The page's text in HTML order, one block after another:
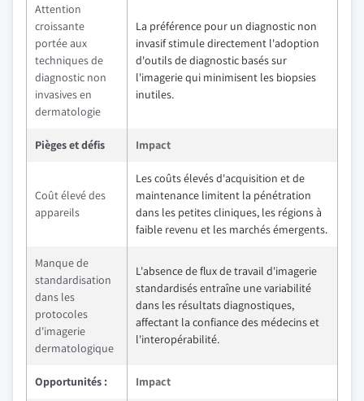
Attention
croissante
portée aux
techniques de
diagnostic non
invasives en
dermatologie
La préférence pour un diagnostic non
invasif stimule directement l'adoption
d'outils de diagnostic basés sur
l'imagerie qui minimisent les biopsies
inutiles.
Pièges et défis Impact
Coût élevé des
appareils
Les coûts élevés d'acquisition et de
maintenance limitent la pénétration
dans les petites cliniques, les régions à
faible revenu et les marchés émergents.
Manque de
standardisation
dans les
protocoles
d'imagerie
dermatologique
L'absence de flux de travail d'imagerie
standardisés entraîne une variabilité
dans les résultats diagnostiques,
affectant la confiance des médecins et
l'interopérabilité.
Opportunités : Impact